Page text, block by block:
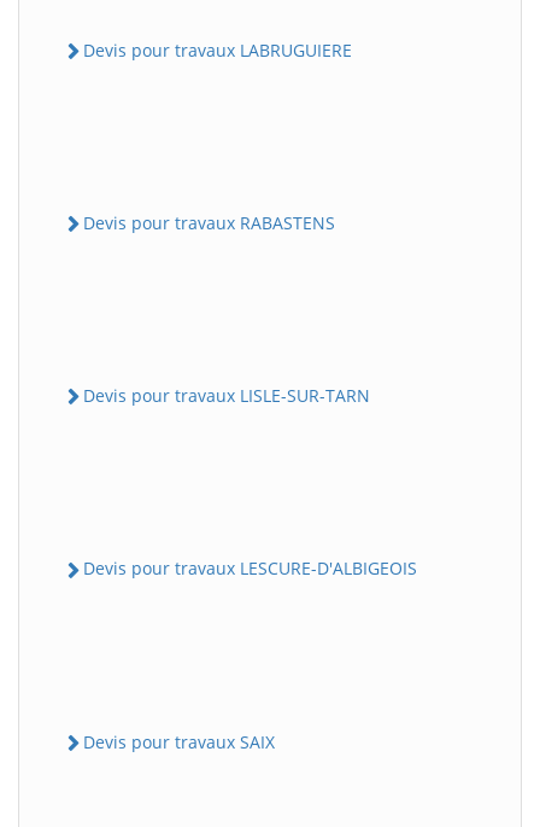
Devis pour travaux LABRUGUIERE
Devis pour travaux RABASTENS
Devis pour travaux LISLE-SUR-TARN
Devis pour travaux LESCURE-D'ALBIGEOIS
Devis pour travaux SAIX